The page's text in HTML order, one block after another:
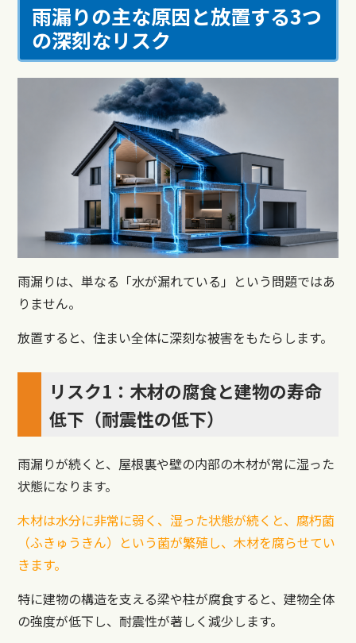
雨漏りの主な原因と放置する3つ
の深刻なリスク
雨漏りは、単なる「水が漏れている」という問題ではあ
りません。
放置すると、住まい全体に深刻な被害をもたらします。
リスク1：木材の腐食と建物の寿命
低下（耐震性の低下）
雨漏りが続くと、屋根裏や壁の内部の木材が常に湿った
状態になります。
木材は水分に非常に弱く、湿った状態が続くと、腐朽菌
（ふきゅうきん）という菌が繁殖し、木材を腐らせてい
きます。
特に建物の構造を支える梁や柱が腐食すると、建物全体
の強度が低下し、耐震性が著しく減少します。